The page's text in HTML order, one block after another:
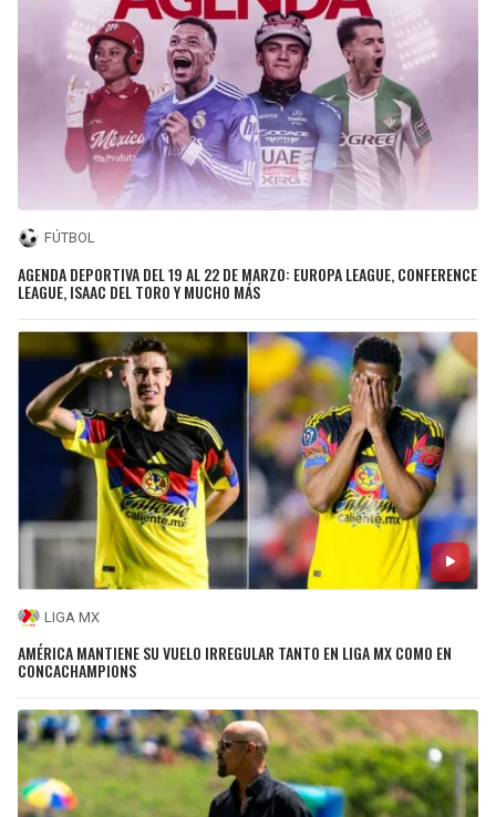
FÚTBOL
AGENDA DEPORTIVA DEL 19 AL 22 DE MARZO: EUROPA LEAGUE, CONFERENCE
LEAGUE, ISAAC DEL TORO Y MUCHO MÁS
LIGA MX
AMÉRICA MANTIENE SU VUELO IRREGULAR TANTO EN LIGA MX COMO EN
CONCACHAMPIONS